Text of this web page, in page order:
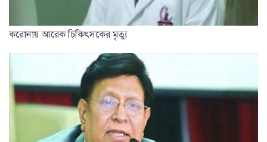
করোনায় আরেক চিকিৎসকের মৃত্যু